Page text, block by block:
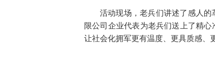
活动现场，老兵们讲述了感人
限公司企业代表为老兵们送上了精
让社会化拥军更有温度、更具质感、